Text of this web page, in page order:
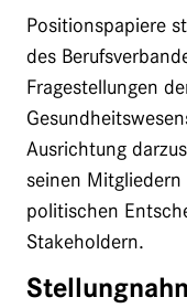
Positionspapiere
des
Fragestellungen
Ausrichtung
seinen
politischen
Stakeholdern.